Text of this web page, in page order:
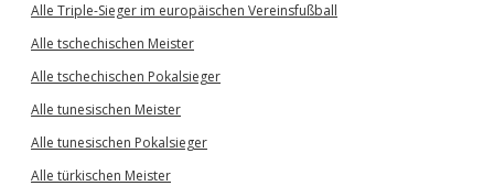
Alle Triple-Sieger im europäischen Vereinsfußball
Alle tschechischen Meister
Alle tschechischen Pokalsieger
Alle tunesischen Meister
Alle tunesischen Pokalsieger
Alle türkischen Meister